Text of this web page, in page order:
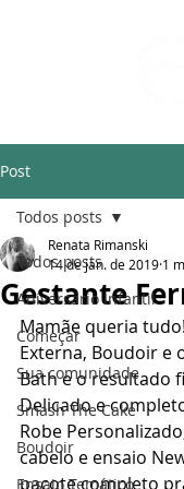
Post
Todos posts
Aniversário Infantil
Começar
Sua comunidade
Smash The Cake
Boudoir
Ensaio Temático
Todos posts
Gestante
Renata Rimanski
14 de jan. de 2019 1
Mamãe queria
Externa, Boudoir e
Bath e o resultado
Delicado e
Robe
cabelo e ensaio
pacote completo